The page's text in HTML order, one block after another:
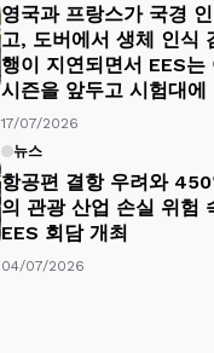
영국과 프랑스가 국경
고, 도버에서 생체 인식
행이 지연되면서 EES는
시즌을 앞두고 시험대에
17/07/2026
뉴스
항공편 결항 우려와
의 관광 산업 손실 위험
EES 회담 개최
04/07/2026